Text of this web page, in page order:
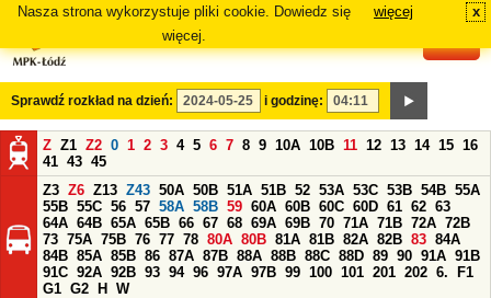
Nasza strona wykorzystuje pliki cookie. Dowiedz się
więcej.
więcej x
Sprawdź rozkład na dzień: i godzinę:
Z Z1 Z2 0 1 2 3 4 5 6 7 8 9 10A 10B 11 12 13 14 15 16
41 43 45
Z3 Z6 Z13 Z43 50A 50B 51A 51B 52 53A 53C 53B 54B 55A
55B 55C 56 57 58A 58B 59 60A 60B 60C 60D 61 62 63
64A 64B 65A 65B 66 67 68 69A 69B 70 71A 71B 72A 72B
73 75A 75B 76 77 78 80A 80B 81A 81B 82A 82B 83 84A
84B 85A 85B 86 87A 87B 88A 88B 88C 88D 89 90 91A 91B
91C 92A 92B 93 94 96 97A 97B 99 100 101 201 202 6.
F1
G1 G2 H
W